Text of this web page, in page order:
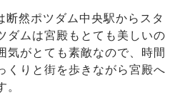
然ポツダム中央駅からスタ
ダムは宮殿もとても美しいの
気がとても素敵なので、時間
くりと街を歩きながら宮殿へ